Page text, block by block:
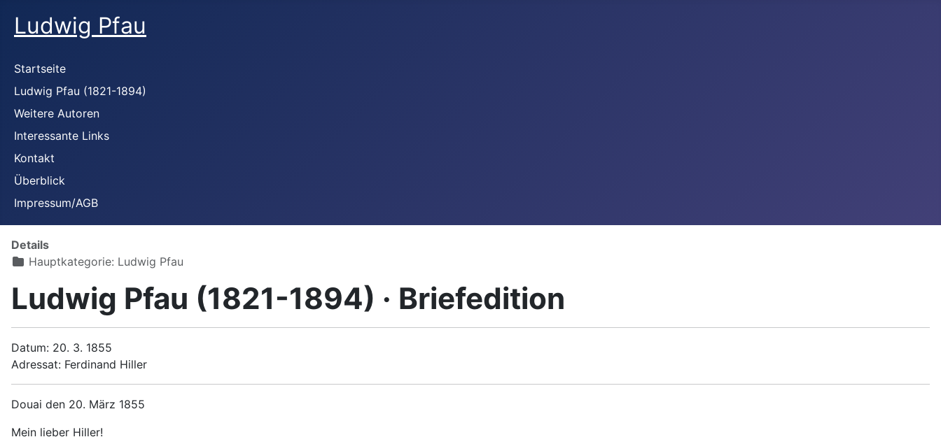
Ludwig Pfau
Startseite
Ludwig Pfau (1821-1894)
Weitere Autoren
Interessante Links
Kontakt
Überblick
Impressum/AGB
Details
Hauptkategorie: Ludwig Pfau
Ludwig Pfau (1821-1894) · Briefedition
Datum: 20. 3. 1855
Adressat: Ferdinand Hiller
Douai den 20. März 1855
Mein lieber Hiller!